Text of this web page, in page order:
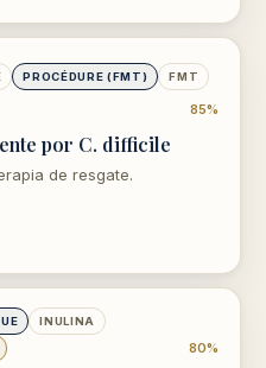
PROCÉDURE (FMT) FMT
85%
por C. difficile
de resgate.
INULINA
80%